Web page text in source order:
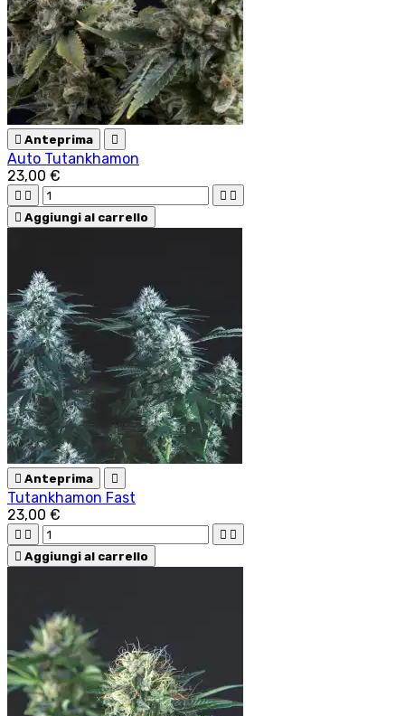
 Anteprima 
Auto Tutankhamon
23,00 €
   
 Aggiungi al carrello
 Anteprima 
Tutankhamon Fast
23,00 €
   
 Aggiungi al carrello